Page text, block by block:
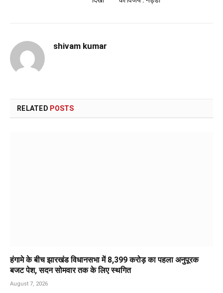
shivam kumar
RELATED POSTS
हंगामे के बीच झारखंड विधानसभा में 8,399 करोड़ का पहला अनुपूरक
बजट पेश, सदन सोमवार तक के लिए स्थगित
August 7, 2026